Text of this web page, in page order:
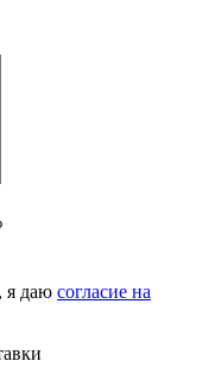
, я даю согласие на